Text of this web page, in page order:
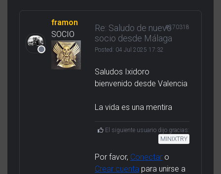
framon
SOCIO
Re: Saludo de nuevo
socio desde Málaga
Posted: 04 Jul 2025 17:32
#270318
Saludos Ixidoro
bienvenido desde Valencia
La vida es una mentira
El siguiente usuario dijo gracias:
MINIXTRY
Por favor, Conectar o
Crear cuenta para unirse a